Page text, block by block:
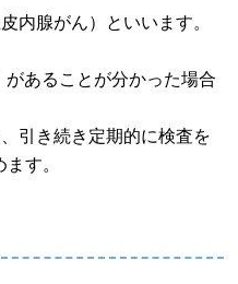
内腺がん）といいます。
あることが分かった場合
引き続き定期的に検査を
す。